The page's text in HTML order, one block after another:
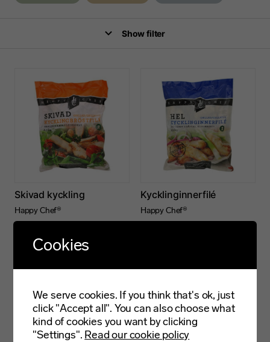
Show filter
Skivad kyckling
Happy Chef®
Kycklinginnerfilé
Happy Chef®
Cookies
We serve cookies. If you think that's ok, just
click "Accept all". You can also choose what
kind of cookies you want by clicking
"Settings". Read our cookie policy